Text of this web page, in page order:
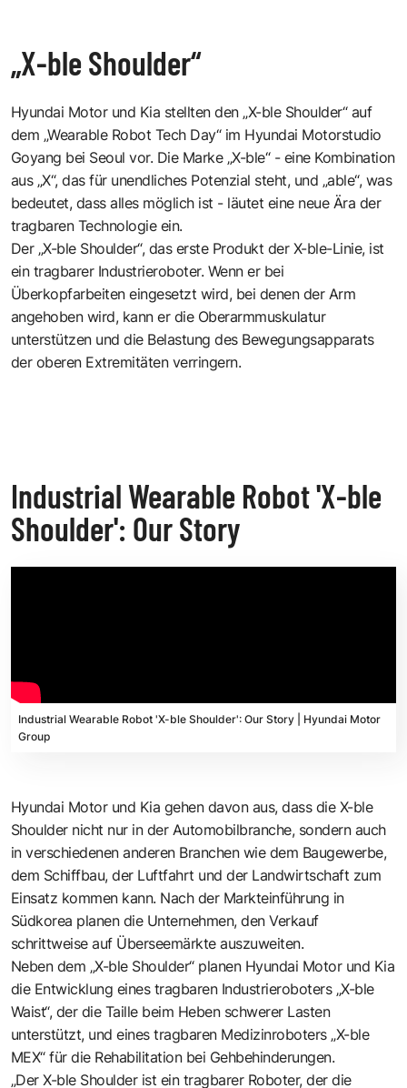
„X-ble Shoulder“
Hyundai Motor und Kia stellten den „X-ble Shoulder“ auf
dem „Wearable Robot Tech Day“ im Hyundai Motorstudio
Goyang bei Seoul vor. Die Marke „X-ble“ - eine Kombination
aus „X“, das für unendliches Potenzial steht, und „able“, was
bedeutet, dass alles möglich ist - läutet eine neue Ära der
tragbaren Technologie ein.
Der „X-ble Shoulder“, das erste Produkt der X-ble-Linie, ist
ein tragbarer Industrieroboter. Wenn er bei
Überkopfarbeiten eingesetzt wird, bei denen der Arm
angehoben wird, kann er die Oberarmmuskulatur
unterstützen und die Belastung des Bewegungsapparats
der oberen Extremitäten verringern.
Industrial Wearable Robot 'X-ble
Shoulder': Our Story
Industrial Wearable Robot 'X-ble Shoulder': Our Story | Hyundai Motor
Group
Hyundai Motor und Kia gehen davon aus, dass die X-ble
Shoulder nicht nur in der Automobilbranche, sondern auch
in verschiedenen anderen Branchen wie dem Baugewerbe,
dem Schiffbau, der Luftfahrt und der Landwirtschaft zum
Einsatz kommen kann. Nach der Markteinführung in
Südkorea planen die Unternehmen, den Verkauf
schrittweise auf Überseemärkte auszuweiten.
Neben dem „X-ble Shoulder“ planen Hyundai Motor und Kia
die Entwicklung eines tragbaren Industrieroboters „X-ble
Waist“, der die Taille beim Heben schwerer Lasten
unterstützt, und eines tragbaren Medizinroboters „X-ble
MEX“ für die Rehabilitation bei Gehbehinderungen.
„Der X-ble Shoulder ist ein tragbarer Roboter, der die